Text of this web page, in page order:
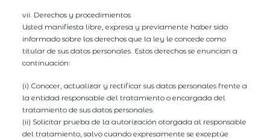
vii. Derechos y procedimientos
Usted manifiesta libre, expresa y previamente haber sido
informado sobre los derechos que la ley le concede como
titular de sus datos personales. Estos derechos se enuncian a
continuación:
(i) Conocer, actualizar y rectificar sus datos personales frente a
la entidad responsable del tratamiento o encargada del
tratamiento de sus datos personales.
(ii) Solicitar prueba de la autorización otorgada al responsable
del tratamiento, salvo cuando expresamente se exceptúe